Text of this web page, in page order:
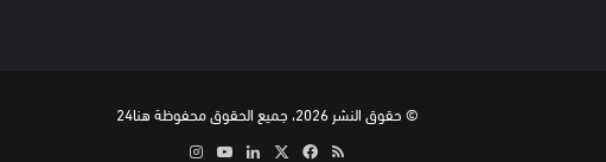
© حقوق النشر 2026، جميع الحقوق محفوظة هنا24
ملخص فيسبوك لينكدإن ‫YouTube